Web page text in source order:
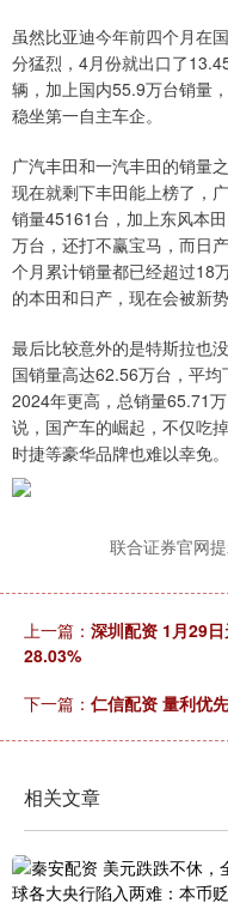
虽然比亚迪今年前四个月在
分猛烈，4月份就出口了
辆，加上国内55.9万台销量
稳坐第一自主车企。
广汽丰田和一汽丰田的销量
现在就剩下丰田能上榜了，
销量45161台，加上东风本
万台，还打不赢宝马，而日
个月累计销量都已经超过18
的本田和日产，现在会被新
最后比较意外的是特斯拉也
国销量高达62.56万台，平
2024年更高，总销量65.71
说，国产车的崛起，不仅吃
时捷等豪华品牌也难以幸免。
联合证券官网
上一篇： 深圳配资 1月29
28.03%
下一篇： 仁信配资 量利优
相关文章